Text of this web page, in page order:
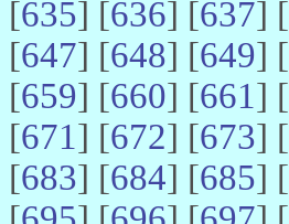
[635] [636] [637] [
[647] [648] [649] [
[659] [660] [661] [
[671] [672] [673] [
[683] [684] [685] [